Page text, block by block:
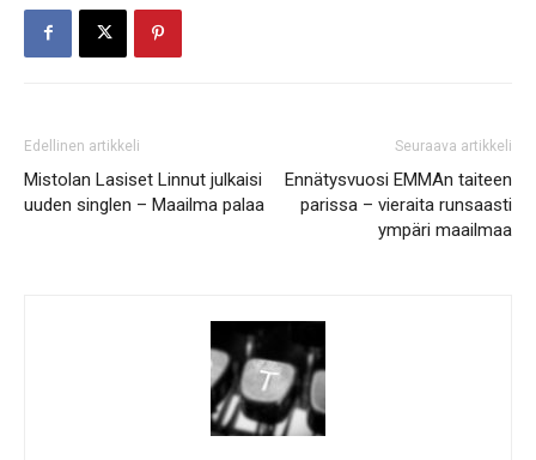
Edellinen artikkeli
Mistolan Lasiset Linnut julkaisi
uuden singlen – Maailma palaa
Seuraava artikkeli
Ennätysvuosi EMMAn taiteen
parissa – vieraita runsaasti
ympäri maailmaa